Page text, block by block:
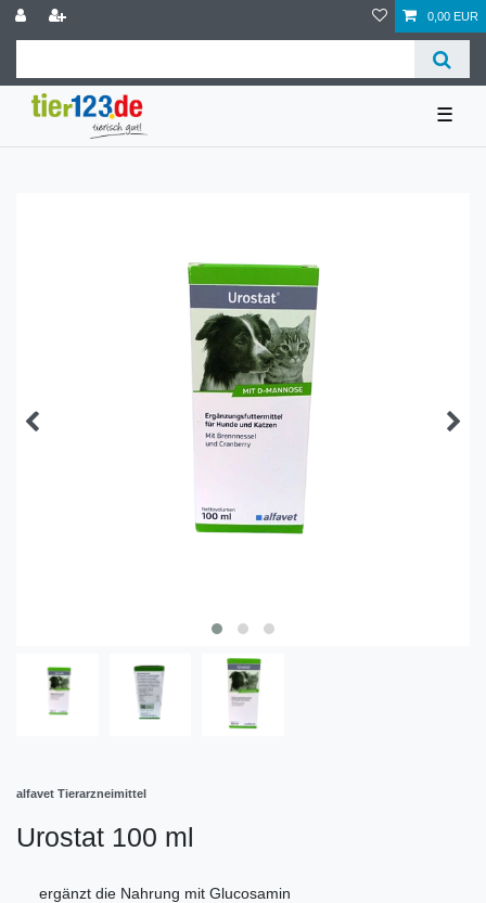
0,00 EUR
☰
alfavet Tierarzneimittel
Urostat 100 ml
ergänzt die Nahrung mit Glucosamin